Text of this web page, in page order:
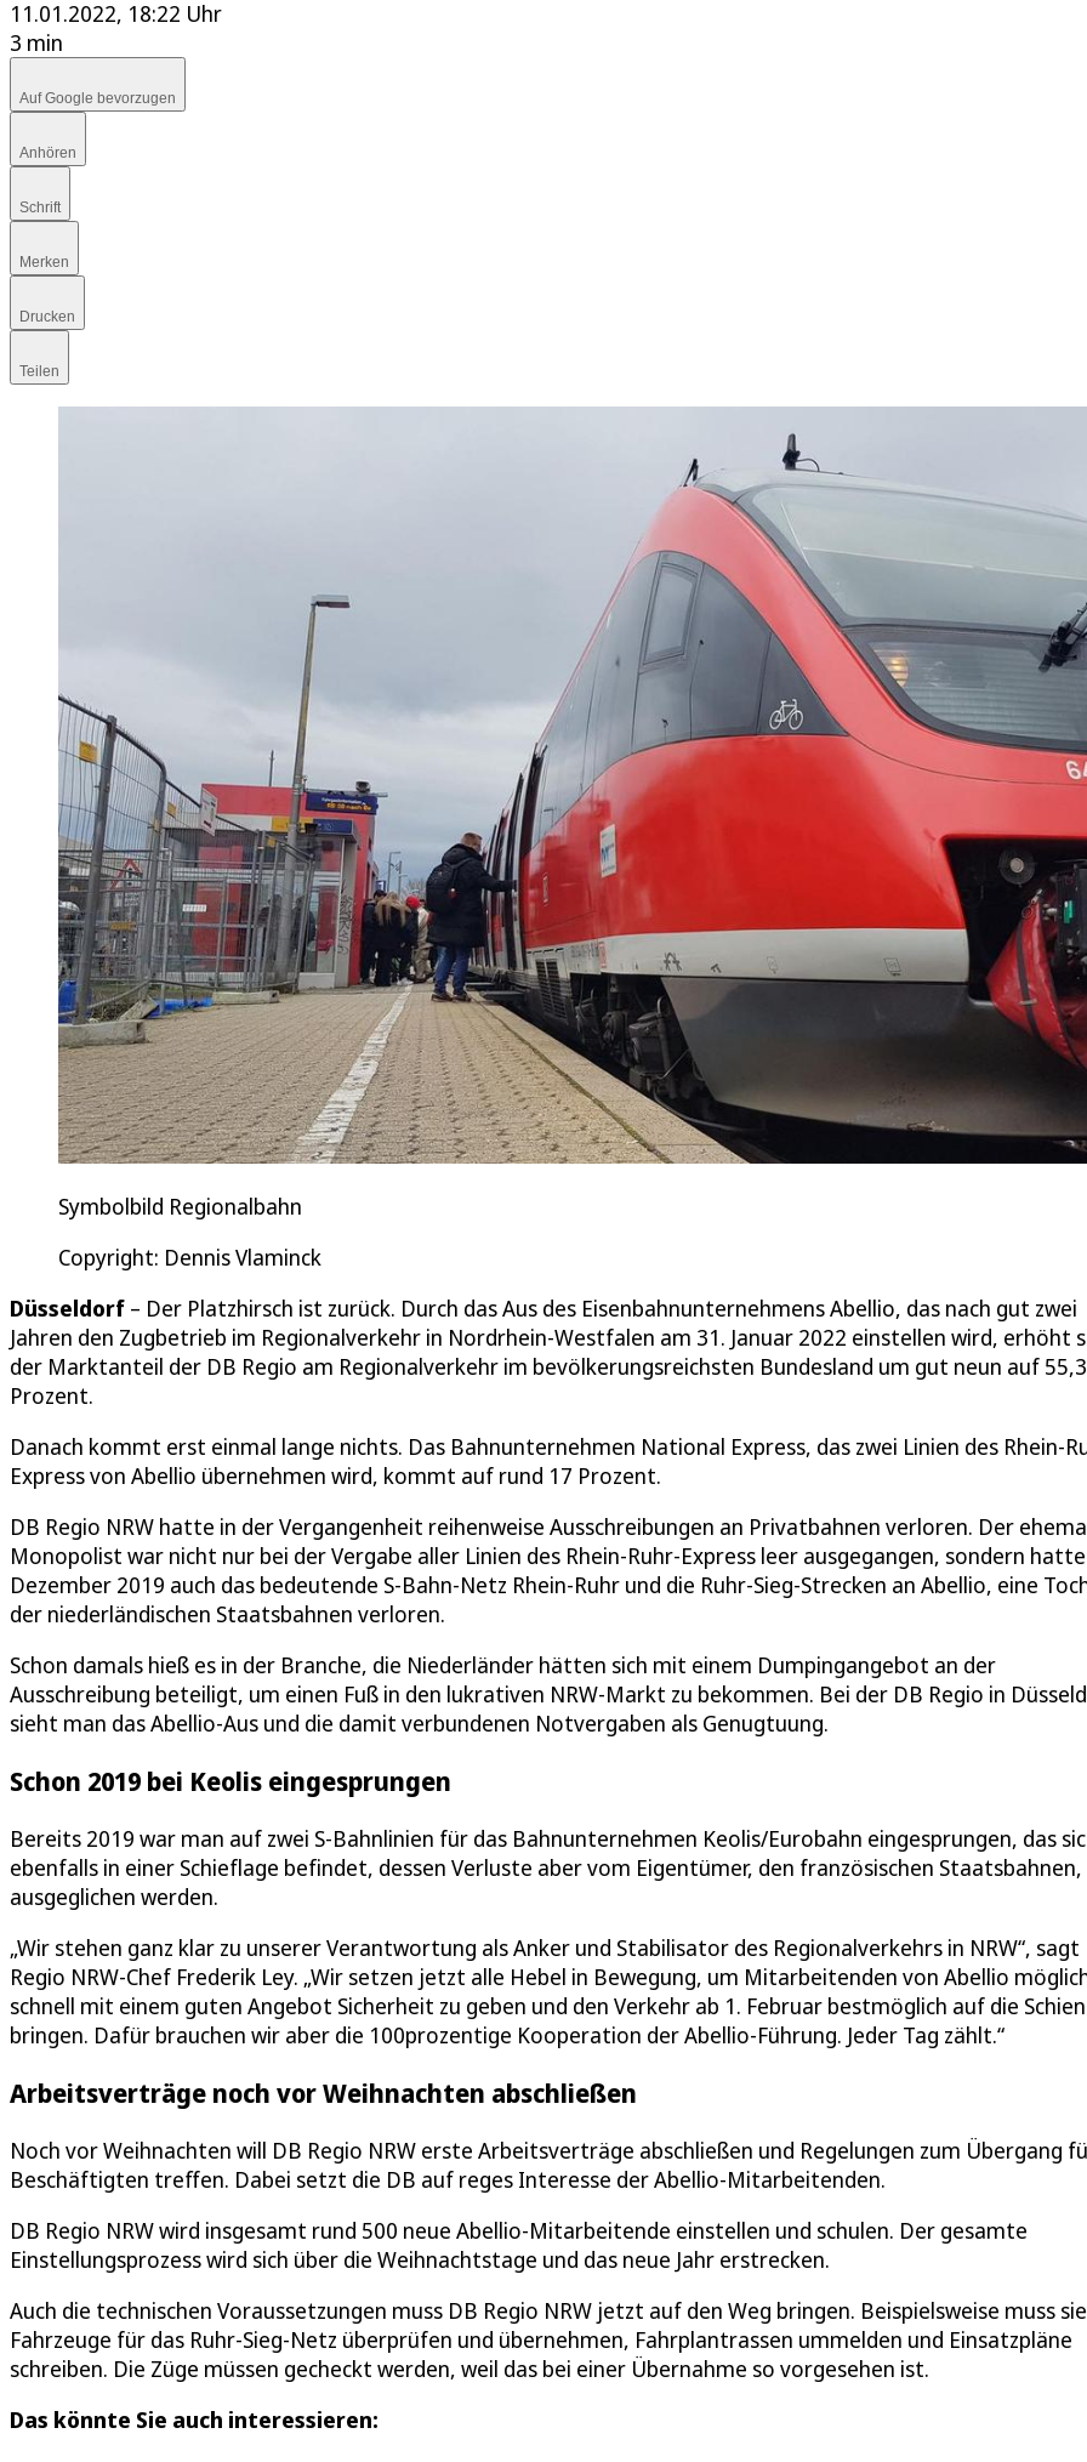
11.01.2022, 18:22 Uhr
3 min
Auf Google bevorzugen
Anhören
Schrift
Merken
Drucken
Teilen
Symbolbild Regionalbahn
Copyright: Dennis Vlaminck
Düsseldorf – Der Platzhirsch ist zurück. Durch das Aus des Eisenbahnunternehmens Abellio, das nach gut zwei
Jahren den Zugbetrieb im Regionalverkehr in Nordrhein-Westfalen am 31. Januar 2022 einstellen wird, erhöht
der Marktanteil der DB Regio am Regionalverkehr im bevölkerungsreichsten Bundesland um gut neun auf 55,3
Prozent.
Danach kommt erst einmal lange nichts. Das Bahnunternehmen National Express, das zwei Linien des Rhein-
Express von Abellio übernehmen wird, kommt auf rund 17 Prozent.
DB Regio NRW hatte in der Vergangenheit reihenweise Ausschreibungen an Privatbahnen verloren. Der
Monopolist war nicht nur bei der Vergabe aller Linien des Rhein-Ruhr-Express leer ausgegangen, sondern
Dezember 2019 auch das bedeutende S-Bahn-Netz Rhein-Ruhr und die Ruhr-Sieg-Strecken an Abellio, eine
der niederländischen Staatsbahnen verloren.
Schon damals hieß es in der Branche, die Niederländer hätten sich mit einem Dumpingangebot an der
Ausschreibung beteiligt, um einen Fuß in den lukrativen NRW-Markt zu bekommen. Bei der DB Regio in
sieht man das Abellio-Aus und die damit verbundenen Notvergaben als Genugtuung.
Schon 2019 bei Keolis eingesprungen
Bereits 2019 war man auf zwei S-Bahnlinien für das Bahnunternehmen Keolis/Eurobahn eingesprungen, das
ebenfalls in einer Schieflage befindet, dessen Verluste aber vom Eigentümer, den französischen Staatsbahnen,
ausgeglichen werden.
„Wir stehen ganz klar zu unserer Verantwortung als Anker und Stabilisator des Regionalverkehrs in NRW“, sagt
Regio NRW-Chef Frederik Ley. „Wir setzen jetzt alle Hebel in Bewegung, um Mitarbeitenden von Abellio
schnell mit einem guten Angebot Sicherheit zu geben und den Verkehr ab 1. Februar bestmöglich auf die
bringen. Dafür brauchen wir aber die 100prozentige Kooperation der Abellio-Führung. Jeder Tag zählt.“
Arbeitsverträge noch vor Weihnachten abschließen
Noch vor Weihnachten will DB Regio NRW erste Arbeitsverträge abschließen und Regelungen zum Übergang
Beschäftigten treffen. Dabei setzt die DB auf reges Interesse der Abellio-Mitarbeitenden.
DB Regio NRW wird insgesamt rund 500 neue Abellio-Mitarbeitende einstellen und schulen. Der gesamte
Einstellungsprozess wird sich über die Weihnachtstage und das neue Jahr erstrecken.
Auch die technischen Voraussetzungen muss DB Regio NRW jetzt auf den Weg bringen. Beispielsweise muss
Fahrzeuge für das Ruhr-Sieg-Netz überprüfen und übernehmen, Fahrplantrassen ummelden und Einsatzpläne
schreiben. Die Züge müssen gecheckt werden, weil das bei einer Übernahme so vorgesehen ist.
Das könnte Sie auch interessieren: